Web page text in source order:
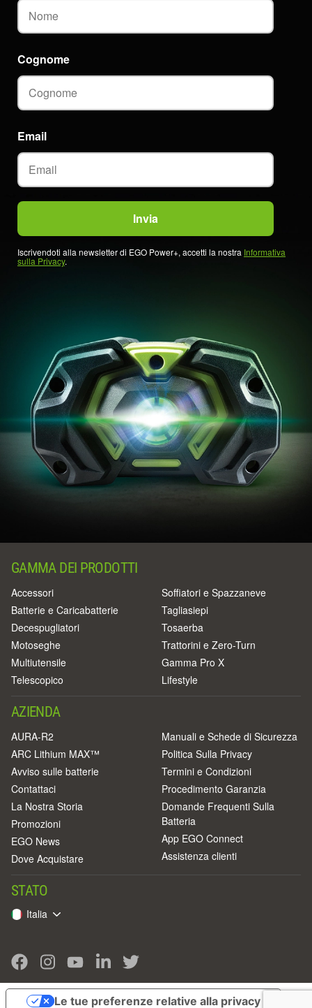
Email
Cognome
Iscrivendoti alla newsletter di EGO Power+, accetti la nostra Informativa
sulla Privacy.
GAMMA DEI PRODOTTI
Accessori
Batterie e Caricabatterie
Decespugliatori
Motoseghe
Multiutensile
Telescopico
Soffiatori e Spazzaneve
Tagliasiepi
Tosaerba
Trattorini e Zero-Turn
Gamma Pro X
Lifestyle
AZIENDA
AURA-R2
ARC Lithium MAX™
Avviso sulle batterie
Contattaci
La Nostra Storia
Promozioni
EGO News
Dove Acquistare
Manuali e Schede di Sicurezza
Politica Sulla Privacy
Termini e Condizioni
Procedimento Garanzia
Domande Frequenti Sulla
Batteria
App EGO Connect
Assistenza clienti
STATO
Italia
Le tue preferenze relative alla privacy